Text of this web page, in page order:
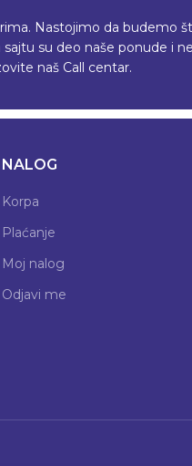
Nastojimo da budemo
su deo naše ponude i
naš Call centar.
NALOG
Korpa
Plaćanje
Moj nalog
Odjavi me